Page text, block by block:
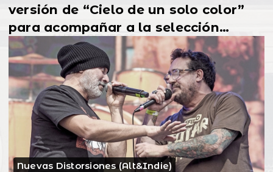
versión de “Cielo de un solo color”
para acompañar a la selección
uruguaya en el Mundial
Nuevas Distorsiones (Alt&Indie)